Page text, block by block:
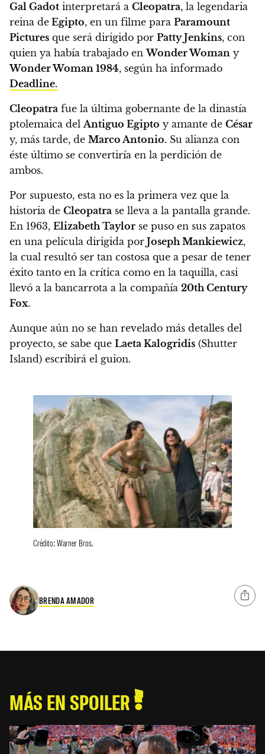
Gal Gadot interpretará a Cleopatra, la legendaria
reina de Egipto, en un filme para Paramount
Pictures que será dirigido por Patty Jenkins, con
quien ya había trabajado enWonder Woman y
Wonder Woman 1984, según ha informado
Deadline.
Cleopatra fue la última gobernante de la dinastía
ptolemaica delAntiguo Egipto y amante de César
y, más tarde, de Marco Antonio. Su alianza con
éste último se convertiría en la perdición de
ambos.
Por supuesto, esta no es la primera vez que la
historia de Cleopatra se lleva a la pantalla grande.
En 1963, Elizabeth Taylor se puso en sus zapatos
en una película dirigida por Joseph Mankiewicz,
la cual resultó ser tan costosa que a pesar de tener
éxito tanto en la crítica como en la taquilla, casi
llevó a la bancarrota a la compañía 20th Century
Fox.
Aunque aún no se han revelado más detalles del
proyecto, se sabe que Laeta Kalogridis (Shutter
Island) escribirá el guion.
Crédito: Warner Bros.
BRENDA AMADOR
MÁS EN SPOILER